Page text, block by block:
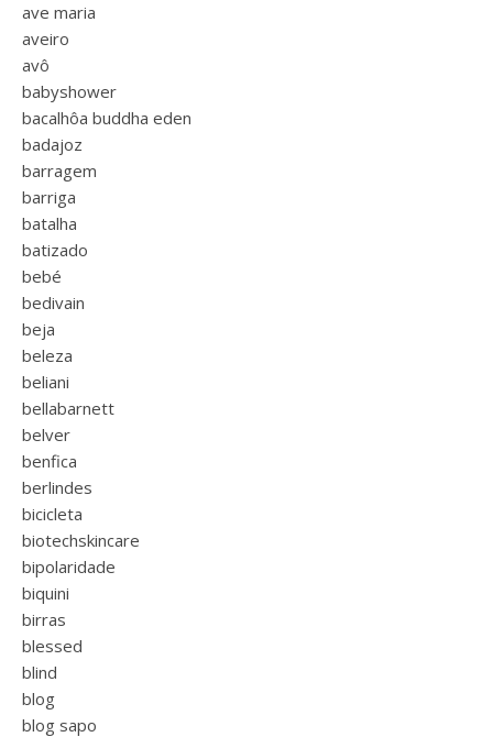
ave maria
aveiro
avô
babyshower
bacalhôa buddha eden
badajoz
barragem
barriga
batalha
batizado
bebé
bedivain
beja
beleza
beliani
bellabarnett
belver
benfica
berlindes
bicicleta
biotechskincare
bipolaridade
biquini
birras
blessed
blind
blog
blog sapo